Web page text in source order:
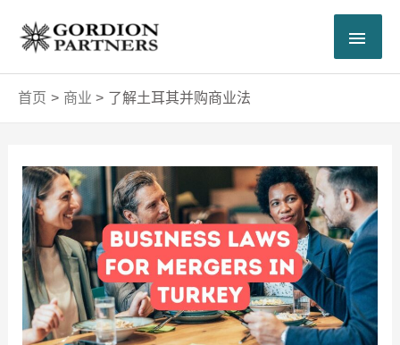
容
主
菜
首页 商业 了解土耳其并购商业法